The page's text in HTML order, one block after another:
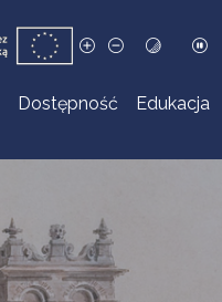
Dostępność Edukacja